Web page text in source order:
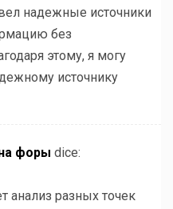
надежные источники
без
этому, я могу
источнику
форы dice:
анализ разных точек